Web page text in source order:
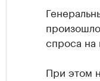
спроса на
При этом